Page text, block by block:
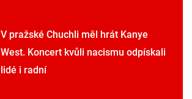
V pražské Chuchli měl hrát Kanye
West. Koncert kvůli nacismu odpískali
lidé i radní